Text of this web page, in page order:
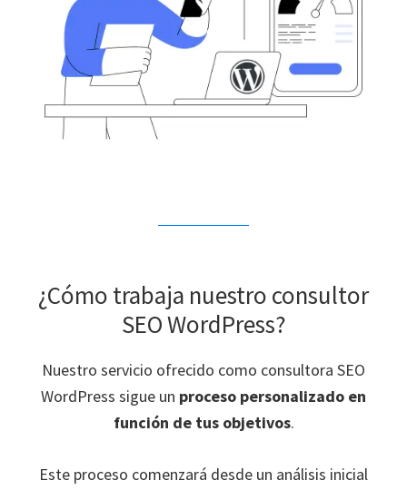
¿Cómo trabaja nuestro consultor
SEO WordPress?
Nuestro servicio ofrecido como consultora SEO
WordPress sigue un proceso personalizado en
función de tus objetivos.
Este proceso comenzará desde un análisis inicial